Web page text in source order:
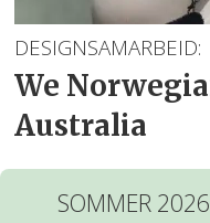
DESIGNSAMARBEID:
We
Australia
SOMMER 2026